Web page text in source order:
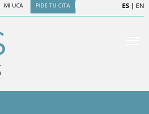
MI UCA PIDE TU CITA ES | EN